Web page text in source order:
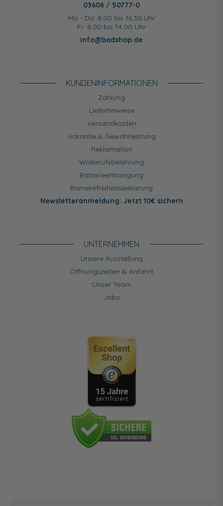
03606 / 50777-0
Mo - Do: 8.00 bis 16.30 Uhr
Fr: 8.00 bis 14.00 Uhr
info@badshop.de
KUNDEN­INFORMATIONEN
Zahlung
Lieferhinweise
Versandkosten
Garantie & Gewährleistung
Reklamation
Widerrufsbelehrung
Batterieentsorgung
Barrierefreiheitserklärung
Newsletteranmeldung: Jetzt 10€ sichern
UNTERNEHMEN
Unsere Ausstellung
Öffnungszeiten & Anfahrt
Unser Team
Jobs